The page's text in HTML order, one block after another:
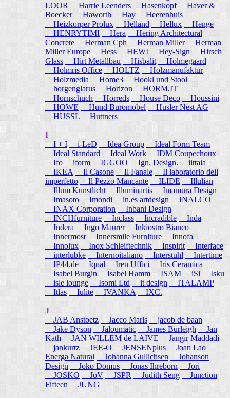
LOOR
Harrie Leenders Hasenkopf
Haver &
Boecker
Haworth Hay
Heerenhuis
Heizkorper Prolux
Helland Hellux
Henge
HENRYTIMI
Hera
Hering Architectural
Concrete
Herman Cph Herman Miller
Herman
Miller Europe
Hess HEWI Hey-Sign
Hirsch
Glass
Hirt Metallbau Hisbalit
Holmegaard
Holmris Office
HOLTZ
Holzmanufaktur
Holzmedia
Home3
Hookl und Stool
horgenglarus
Horizon
HORM.IT
Hornschuch
Horreds House Deco
Houssini
HOWE
Hund Buromobel
Husler Nest AG
HUSSL
Huttners
I
I + I
i-LeD Idea Group
Ideal Form Team
Ideal Standard
Ideal Work
IDM Coupechoux
Ifo
iform IGGOO Ign. Design.
iittala
IKEA
Il Casone Il Fanale
Il laboratorio dell
imperfetto
Il Pezzo Mancante ILIDE
Illulian
Illum Kunstlicht
Illuminartis
Imamura Design
Imasoto
Imondi in.es artdesign
INALCO
INAX Corporation
Inbani Design
INCHfurniture
Inclass Incradible
Inda
Indera
Ingo Maurer
Inkiostro Bianco
Innermost
Innersmile Furniture
Innofa
Innolux
Inox Schleiftechnik Inspirit
Interface
interlubke
Internoitaliano Interstuhl
Intertime
IP44.de
Iqual Iren Uffici
Iris Ceramica
Isabel Burgin
Isabel Hamm ISAM iSi Isku
isle lounge
Isomi Ltd it design
ITALAMP
Itlas
Iulite IVANKA IXC.
J
JAB Anstoetz
Jacco Maris
jacob de baan
Jake Dyson
Jaloumatic James Burleigh
Jan
Kath
JAN WILLEM de LAIVE
Jangir Maddadi
jankurtz JEE-O JENSENplus
Joan Lao
Energa Natural
Johanna Gullichsen
Johanson
Design
Joko Domus Jonas Ihreborn
Jori
JOSKO
JoV JSPR Judith Seng
Junction
Fifteen
JUNG